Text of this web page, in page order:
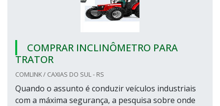
COMPRAR INCLINÔMETRO PARA
TRATOR
COMLINK / CAXIAS DO SUL - RS
Quando o assunto é conduzir veículos industriais
com a máxima segurança, a pesquisa sobre onde